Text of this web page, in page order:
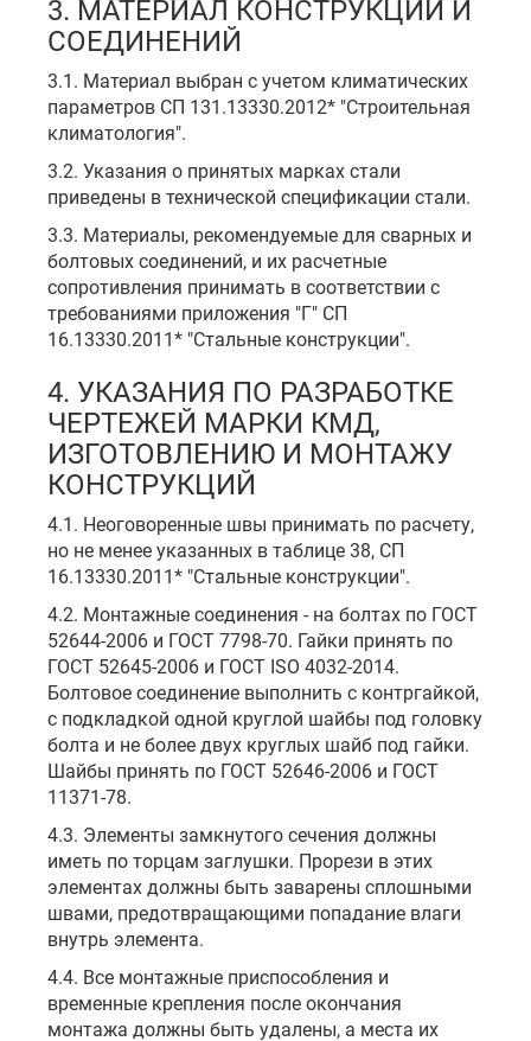
3. МАТЕРИАЛ КОНСТРУКЦИЙ И
СОЕДИНЕНИЙ
3.1. Материал выбран с учетом климатических
параметров СП 131.13330.2012* "Строительная
климатология".
3.2. Указания о принятых марках стали
приведены в технической спецификации стали.
3.3. Материалы, рекомендуемые для сварных и
болтовых соединений, и их расчетные
сопротивления принимать в соответствии с
требованиями приложения "Г" СП
16.13330.2011* "Стальные конструкции".
4. УКАЗАНИЯ ПО РАЗРАБОТКЕ
ЧЕРТЕЖЕЙ МАРКИ КМД,
ИЗГОТОВЛЕНИЮ И МОНТАЖУ
КОНСТРУКЦИЙ
4.1. Неоговоренные швы принимать по расчету,
но не менее указанных в таблице 38, СП
16.13330.2011* "Стальные конструкции".
4.2. Монтажные соединения - на болтах по ГОСТ
52644-2006 и ГОСТ 7798-70. Гайки принять по
ГОСТ 52645-2006 и ГОСТ ISO 4032-2014.
Болтовое соединение выполнить с контргайкой,
с подкладкой одной круглой шайбы под головку
болта и не более двух круглых шайб под гайки.
Шайбы принять по ГОСТ 52646-2006 и ГОСТ
11371-78.
4.3. Элементы замкнутого сечения должны
иметь по торцам заглушки. Прорези в этих
элементах должны быть заварены сплошными
швами, предотвращающими попадание влаги
внутрь элемента.
4.4. Все монтажные приспособления и
временные крепления после окончания
монтажа должны быть удалены, а места их